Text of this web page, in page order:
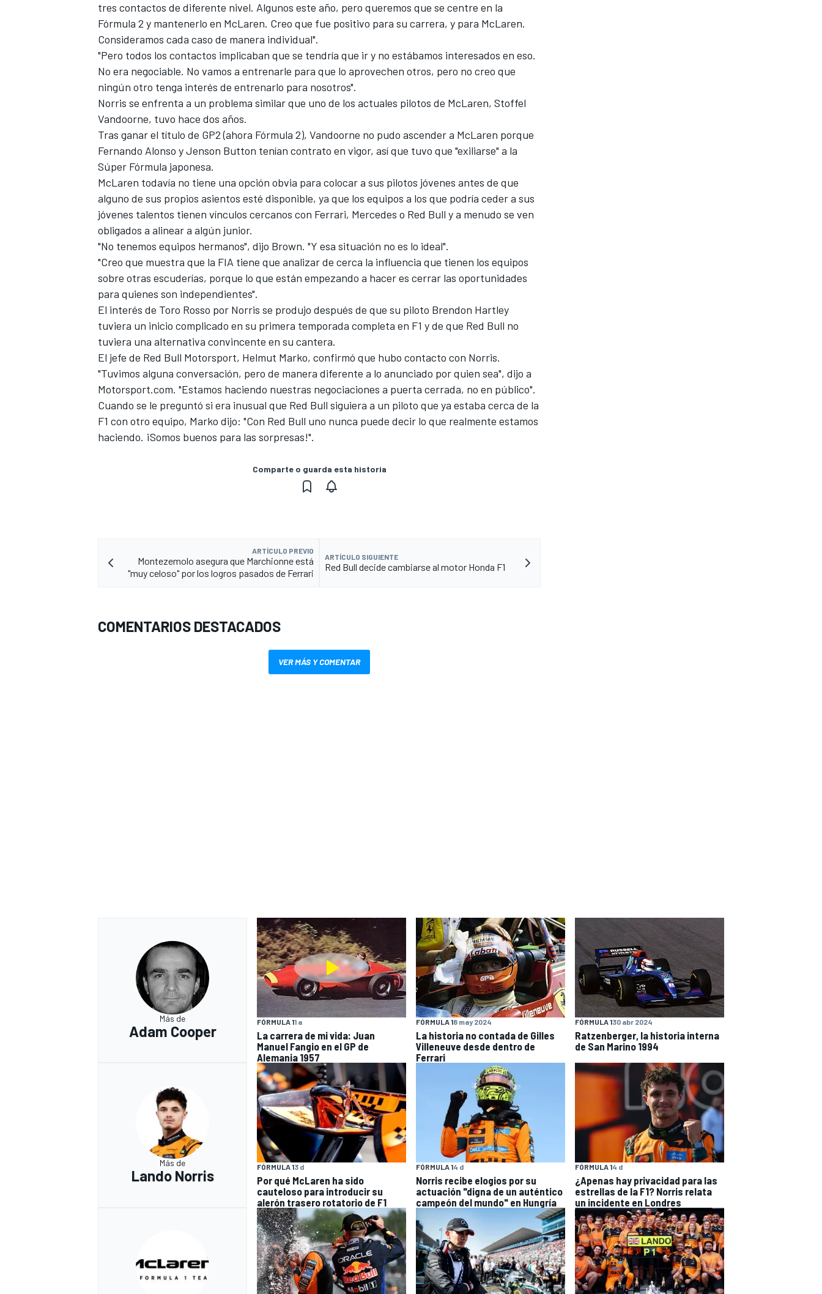
WRC
tres contactos de diferente nivel. Algunos este año, pero queremos que se centre en la
Fórmula 2 y mantenerlo en McLaren. Creo que fue positivo para su carrera, y para McLaren.
Consideramos cada caso de manera individual".
"Pero todos los contactos implicaban que se tendría que ir y no estábamos interesados en eso.
No era negociable. No vamos a entrenarle para que lo aprovechen otros, pero no creo que
ningún otro tenga interés de entrenarlo para nosotros".
Norris se enfrenta a un problema similar que uno de los actuales pilotos de McLaren, Stoffel
Vandoorne, tuvo hace dos años.
Tras ganar el título de GP2 (ahora Fórmula 2), Vandoorne no pudo ascender a McLaren porque
Fernando Alonso y Jenson Button tenían contrato en vigor, así que tuvo que "exiliarse" a la
Súper Fórmula japonesa.
McLaren todavía no tiene una opción obvia para colocar a sus pilotos jóvenes antes de que
alguno de sus propios asientos esté disponible, ya que los equipos a los que podría ceder a sus
jóvenes talentos tienen vínculos cercanos con Ferrari, Mercedes o Red Bull y a menudo se ven
obligados a alinear a algún junior.
"No tenemos equipos hermanos", dijo Brown. "Y esa situación no es lo ideal".
"Creo que muestra que la FIA tiene que analizar de cerca la influencia que tienen los equipos
sobre otras escuderías, porque lo que están empezando a hacer es cerrar las oportunidades
para quienes son independientes".
El interés de Toro Rosso por Norris se produjo después de que su piloto Brendon Hartley
tuviera un inicio complicado en su primera temporada completa en F1 y de que Red Bull no
tuviera una alternativa convincente en su cantera.
El jefe de Red Bull Motorsport, Helmut Marko, confirmó que hubo contacto con Norris.
"Tuvimos alguna conversación, pero de manera diferente a lo anunciado por quien sea", dijo a
Motorsport.com. "Estamos haciendo nuestras negociaciones a puerta cerrada, no en público".
Cuando se le preguntó si era inusual que Red Bull siguiera a un piloto que ya estaba cerca de la
F1 con otro equipo, Marko dijo: "Con Red Bull uno nunca puede decir lo que realmente estamos
haciendo. ¡Somos buenos para las sorpresas!".
Comparte o guarda esta historia
ARTÍCULO PREVIO
Montezemolo asegura que Marchionne está
"muy celoso" por los logros pasados de Ferrari
ARTÍCULO SIGUIENTE
Red Bull decide cambiarse al motor Honda F1
COMENTARIOS DESTACADOS
VER MÁS Y COMENTAR
Más de
Adam Cooper
FÓRMULA 11 a
La carrera de mi vida: Juan
Manuel Fangio en el GP de
Alemania 1957
FÓRMULA 18 may 2024
La historia no contada de Gilles
Villeneuve desde dentro de
Ferrari
FÓRMULA 130 abr 2024
Ratzenberger, la historia interna
de San Marino 1994
Más de
Lando Norris
FÓRMULA 13 d
Por qué McLaren ha sido
cauteloso para introducir su
alerón trasero rotatorio de F1
FÓRMULA 14 d
Norris recibe elogios por su
actuación "digna de un auténtico
campeón del mundo" en Hungría
FÓRMULA 14 d
¿Apenas hay privacidad para las
estrellas de la F1? Norris relata
un incidente en Londres